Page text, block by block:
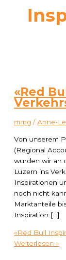
«Red
mmg /Anne-
Von unserem
(Regional
wurden wir an
Luzern ins
Inspirationen
noch nicht
Marktanteile
Inspiration […]
«Red Bull
Weiterlesen »